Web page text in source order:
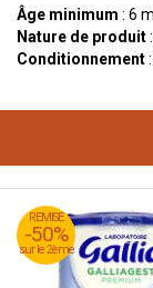
Âge minimum : 6
Nature de produit
Conditionnement
REMISE
-50%
sur le 2ème
REMISE
-50%
sur le 2ème